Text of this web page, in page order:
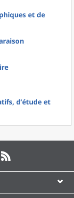
et de
d’étude et